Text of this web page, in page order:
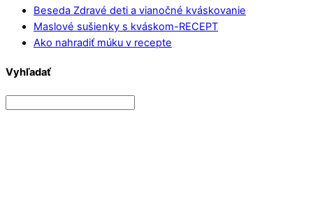
Beseda Zdravé deti a vianočné kváskovanie
Maslové sušienky s kváskom-RECEPT
Ako nahradiť múku v recepte
Vyhľadať